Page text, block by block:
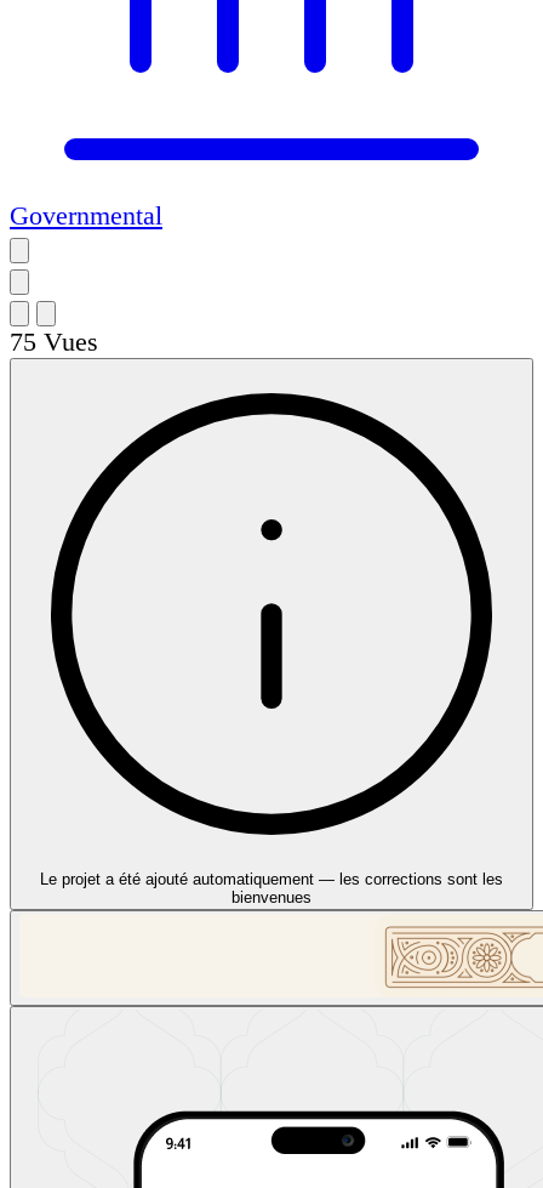
Governmental
75 Vues
Le projet a été ajouté automatiquement — les corrections sont les
bienvenues